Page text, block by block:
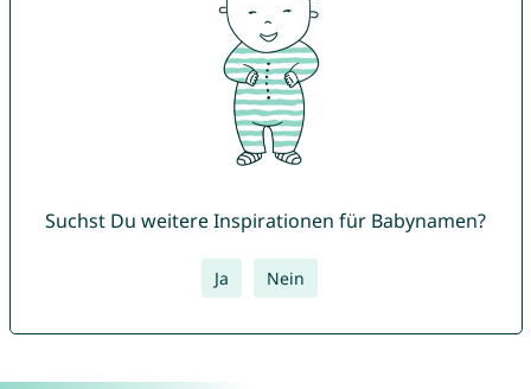
Suchst Du weitere Inspirationen für Babynamen?
Ja Nein